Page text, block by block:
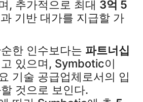
, 추가적으로 최대 3억 5
기반 대가를 지급할 가
한 인수보다는 파트너십
있으며, Symbotic이
기술 공급업체로서의 입
것으로 보인다.